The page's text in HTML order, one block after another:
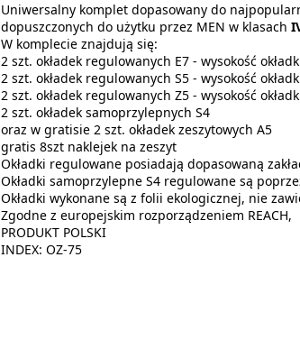
Uniwersalny komplet dopasowany do
dopuszczonych do użytku przez MEN w klasach
W komplecie znajdują się:
2 szt. okładek regulowanych E7 - wysokość
2 szt. okładek regulowanych S5 - wysokość
2 szt. okładek regulowanych Z5 - wysokość
2 szt. okładek samoprzylepnych S4
oraz w gratisie 2 szt. okładek zeszytowych A5
gratis 8szt naklejek na zeszyt
Okładki regulowane posiadają dopasowaną
Okładki samoprzylepne S4 regulowane są
Okładki wykonane są z folii ekologicznej, nie
Zgodne z europejskim rozporządzeniem REACH,
PRODUKT POLSKI
INDEX: OZ-75